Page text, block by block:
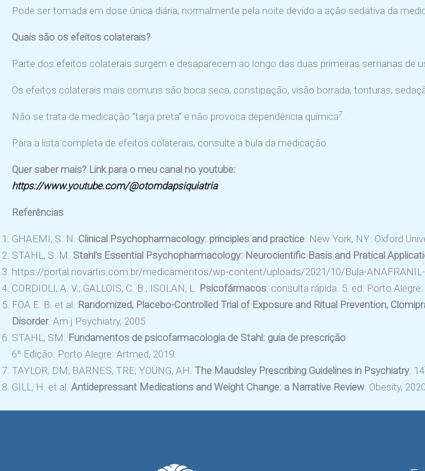
Pode ser tomada em dose única diária, normalmente pela noite devido a ação sedativa da
Quais são os efeitos colaterais?
Parte dos efeitos colaterais surgem e desaparecem ao longo das duas primeiras semanas de
Os efeitos colaterais mais comuns são boca seca, constipação, visão borrada, tonturas,
Não se trata de medicação “tarja preta” e não provoca dependência química7.
Para a lista completa de efeitos colaterais, consulte a bula da medicação.
Quer saber mais? Link para o meu canal no youtube:
https://www.youtube.com/@otomdapsiquiatria
Referências
GHAEMI, S. N. Clinical Psychopharmacology: principles and practice. New York, NY: Oxford
STAHL, S. M. Stahl’s Essential Psychopharmacology: Neurocientific Basis and Pratical
https://portal.novartis.com.br/medicamentos/wp-content/uploads/2021/10/Bula-
CORDIOLI, A. V.; GALLOIS, C. B.; ISOLAN, L. Psicofármacos: consulta rápida. 5. ed. Porto
FOA E. B. et al. Randomized, Placebo-Controlled Trial of Exposure and Ritual Prevention,
Disorder. Am j Psychiatry, 2005
STAHL, SM. Fundamentos de psicofarmacologia de Stahl: guia de prescrição.
6ª Edição. Porto Alegre: Artmed, 2019.
TAYLOR, DM; BARNES, TRE; YOUNG, AH. The Maudsley Prescribing Guidelines in Psychiatry. 14
GILL, H. et al. Antidepressant Medications and Weight Change: a Narrative Review. Obesity,